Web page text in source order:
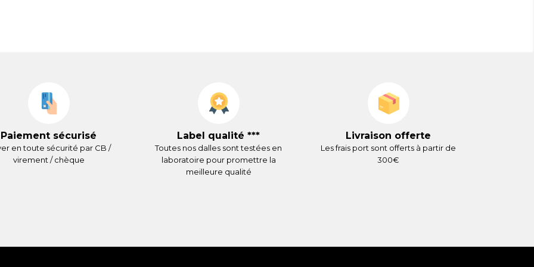
Paiement sécurisé
en toute sécurité par CB /
virement / chèque
Label qualité ***
Toutes nos dalles sont testées en
laboratoire pour promettre la
meilleure qualité
Livraison offerte
Les frais port sont offerts à partir de
300€